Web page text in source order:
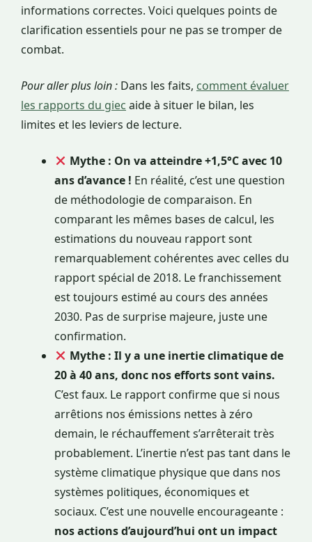
informations correctes. Voici quelques points de
clarification essentiels pour ne pas se tromper de
combat.
Pour aller plus loin : Dans les faits, comment évaluer
les rapports du giec aide à situer le bilan, les
limites et les leviers de lecture.
Mythe : On va atteindre +1,5°C avec 10
ans d’avance ! En réalité, c’est une question
de méthodologie de comparaison. En
comparant les mêmes bases de calcul, les
estimations du nouveau rapport sont
remarquablement cohérentes avec celles du
rapport spécial de 2018. Le franchissement
est toujours estimé au cours des années
2030. Pas de surprise majeure, juste une
confirmation.
Mythe : Il y a une inertie climatique de
20 à 40 ans, donc nos efforts sont vains.
C’est faux. Le rapport confirme que si nous
arrêtions nos émissions nettes à zéro
demain, le réchauffement s’arrêterait très
probablement. L’inertie n’est pas tant dans le
système climatique physique que dans nos
systèmes politiques, économiques et
sociaux. C’est une nouvelle encourageante :
nos actions d’aujourd’hui ont un impact